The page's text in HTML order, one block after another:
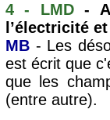
4 - LMD-
l’électricité
MB - Les
est écrit que
que les
(entre autre).